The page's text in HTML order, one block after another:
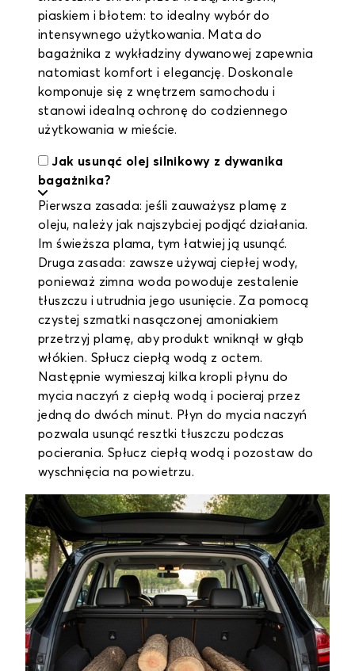
piaskiem i błotem: to idealny wybór do
intensywnego użytkowania. Mata do
bagażnika z wykładziny dywanowej zapewnia
natomiast komfort i elegancję. Doskonale
komponuje się z wnętrzem samochodu i
stanowi idealną ochronę do codziennego
użytkowania w mieście.
Jak usunąć olej silnikowy z dywanika
bagażnika?
Pierwsza zasada: jeśli zauważysz plamę z
oleju, należy jak najszybciej podjąć działania.
Im świeższa plama, tym łatwiej ją usunąć.
Druga zasada: zawsze używaj ciepłej wody,
ponieważ zimna woda powoduje zestalenie
tłuszczu i utrudnia jego usunięcie. Za pomocą
czystej szmatki nasączonej amoniakiem
przetrzyj plamę, aby produkt wniknął w głąb
włókien. Spłucz ciepłą wodą z octem.
Następnie wymieszaj kilka kropli płynu do
mycia naczyń z ciepłą wodą i pocieraj przez
jedną do dwóch minut. Płyn do mycia naczyń
pozwala usunąć resztki tłuszczu podczas
pocierania. Spłucz ciepłą wodą i pozostaw do
wyschnięcia na powietrzu.